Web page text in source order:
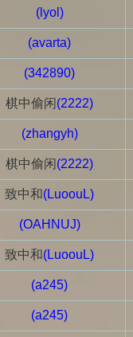
(lyol)
(avarta)
(342890)
棋中偷闲 (2222)
(zhangyh)
棋中偷闲 (2222)
致中和(LuoouL)
(OAHNUJ)
致中和(LuoouL)
(a245)
(a245)